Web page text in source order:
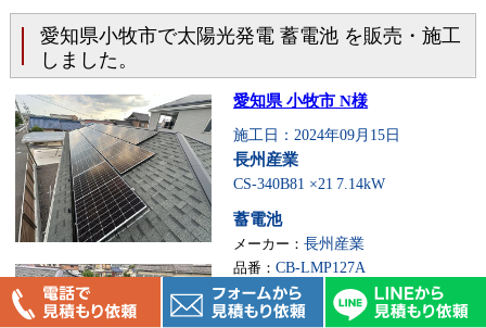
愛知県小牧市で太陽光発電 蓄電池 を販売・施工
しました。
愛知県 小牧市 N様
施工日：2024年09月15日
長州産業
CS-340B81 ×21 7.14kW
蓄電池
メーカー： 長州産業
品番： CB-LMP127A
この度は太陽光発電最安値発掘隊